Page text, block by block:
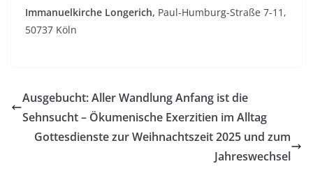
Immanuelkirche Longerich, Paul-Humburg-Straße 7-11,
50737 Köln
Ausgebucht: Aller Wandlung Anfang ist die
Sehnsucht – Ökumenische Exerzitien im Alltag
Gottesdienste zur Weihnachtszeit 2025 und zum
Jahreswechsel